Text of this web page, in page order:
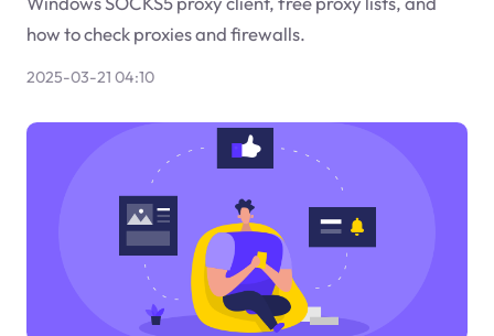
how to check proxies and firewalls.
2025-03-21 04:10